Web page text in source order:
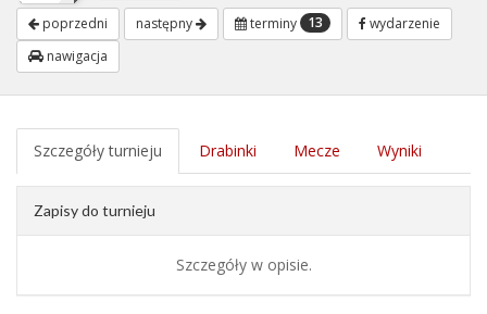
poprzedni następny terminy 13
wydarzenie
nawigacja
Szczegóły turnieju Drabinki Mecze Wyniki
Zapisy do turnieju
Szczegóły w opisie.